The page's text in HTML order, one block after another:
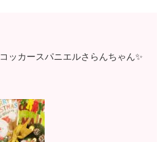
ッカースパニエルさらんちゃん✨